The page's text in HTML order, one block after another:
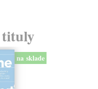
tituly
na sklade